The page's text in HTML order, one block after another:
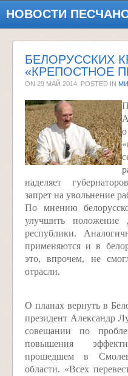
НОВОСТИ
БЕЛОРУССКИХ
«КРЕПОСТНОЕ
ON 29 МАЙ 2014 . POSTED IN
наделяет
запрет на увольнение
По мнению
улучшить положение
республики.
применяются и в
это, впрочем, не
отрасли.
О планах вернуть в
президент Александр
совещании по
повышения
прошедшем в
области. «Всех